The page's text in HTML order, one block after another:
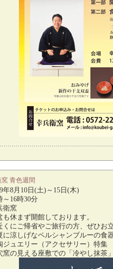
青色週間
年8月10日(土)～15日(木)
～16時30分
衛窯
も休まず開館しております。
くにご帰省やご旅行の方、ぜひお
に涼しげなペルシャンブルーの食
ジュエリー（アクセサリー）特集
窯の見える座敷での「冷やし抹茶